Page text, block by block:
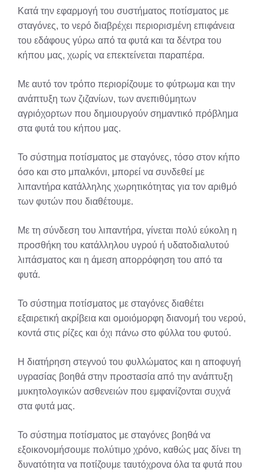
Κατά την εφαρμογή του συστήματος ποτίσματος με
σταγόνες, το νερό διαβρέχει περιορισμένη επιφάνεια
του εδάφους γύρω από τα φυτά και τα δέντρα του
κήπου μας, χωρίς να επεκτείνεται παραπέρα.
Με αυτό τον τρόπο περιορίζουμε το φύτρωμα και την
ανάπτυξη των ζιζανίων, των ανεπιθύμητων
αγριόχορτων που δημιουργούν σημαντικό πρόβλημα
στα φυτά του κήπου μας.
Το σύστημα ποτίσματος με σταγόνες, τόσο στον κήπο
όσο και στο μπαλκόνι, μπορεί να συνδεθεί με
λιπαντήρα κατάλληλης χωρητικότητας για τον αριθμό
των φυτών που διαθέτουμε.
Με τη σύνδεση του λιπαντήρα, γίνεται πολύ εύκολη η
προσθήκη του κατάλληλου υγρού ή υδατοδιαλυτού
λιπάσματος και η άμεση απορρόφηση του από τα
φυτά.
Το σύστημα ποτίσματος με σταγόνες διαθέτει
εξαιρετική ακρίβεια και ομοιόμορφη διανομή του νερού,
κοντά στις ρίζες και όχι πάνω στο φύλλα του φυτού.
Η διατήρηση στεγνού του φυλλώματος και η αποφυγή
υγρασίας βοηθά στην προστασία από την ανάπτυξη
μυκητολογικών ασθενειών που εμφανίζονται συχνά
στα φυτά μας.
Το σύστημα ποτίσματος με σταγόνες βοηθά να
εξοικονομήσουμε πολύτιμο χρόνο, καθώς μας δίνει τη
δυνατότητα να ποτίζουμε ταυτόχρονα όλα τα φυτά που